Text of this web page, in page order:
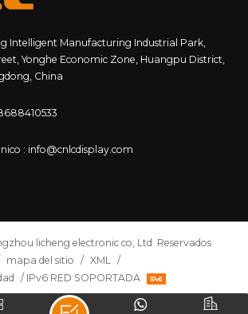
Intelligent Manufacturing Industrial Park,
Yonghe Economic Zone, Huangpu District,
China
: info@cnlcdisplay.com
licheng electronic co, Ltd Reservados
mapa del sitio / XML
/
/ IPv6 RED SOPORTADA